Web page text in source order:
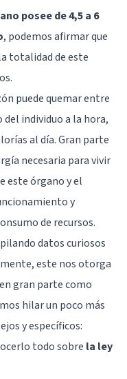
posee de 4,5 a 6
, podemos afirmar que
totalidad de este
puede quemar entre
individuo a la hora,
al día. Gran parte
necesaria para vivir
este órgano y el
y
de recursos.
datos curiosos
este nos otorga
gran parte como
hilar un poco más
y específicos:
todo sobre la ley